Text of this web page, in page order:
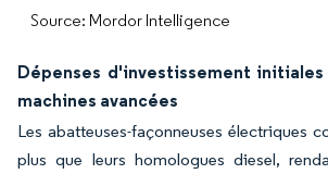
Source: Mordor Intelligence
Dépenses d'investissement
machines avancées
Les abatteuses-façonneuses électriques
plus que leurs homologues diesel,